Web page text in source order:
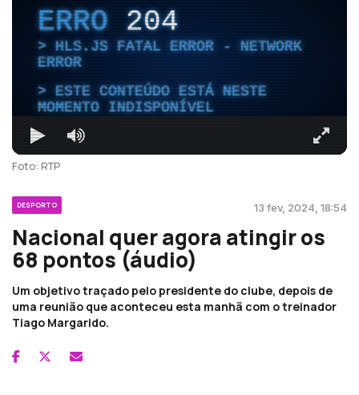
ERRO204
HLS.JS FATAL ERROR - NETWORK
ERROR
ESTE CONTEÚDO ESTÁ NESTE
MOMENTO INDISPONÍVEL
Foto: RTP
DESPORTO 13 fev, 2024, 18:54
Nacional quer agora atingir os
68 pontos (áudio)
Um objetivo traçado pelo presidente do clube, depois de
uma reunião que aconteceu esta manhã com o treinador
Tiago Margarido.